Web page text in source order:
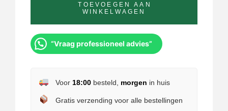
TOEVOEGEN AAN
WINKELWAGEN
“Vraag professioneel advies”
Voor 18:00besteld, morgen in huis
Gratis verzending voor alle bestellingen